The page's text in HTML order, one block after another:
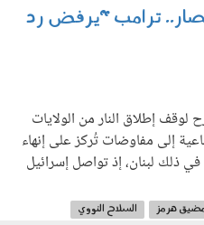
ترامب "يرفض رد
إطلاق النار من الولايات
إلى مفاوضات تُركز على إنهاء
ذلك لبنان، إذ تواصل إسرائيل
هرمز
السلاح النووي